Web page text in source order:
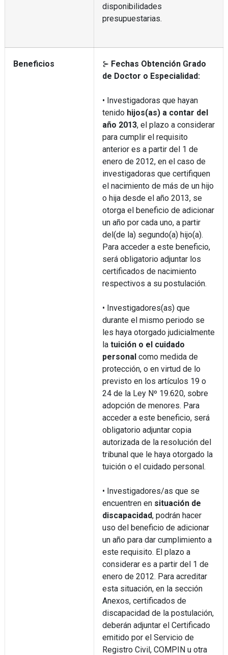
disponibilidades
presupuestarias.
Beneficios ⊱ Fechas Obtención Grado
de Doctor o Especialidad:
• Investigadoras que hayan
tenido hijos(as) a contar del
año 2013, el plazo a considerar
para cumplir el requisito
anterior es a partir del 1 de
enero de 2012, en el caso de
investigadoras que certifiquen
el nacimiento de más de un hijo
o hija desde el año 2013, se
otorga el beneficio de adicionar
un año por cada uno, a partir
del(de la) segundo(a) hijo(a).
Para acceder a este beneficio,
será obligatorio adjuntar los
certificados de nacimiento
respectivos a su postulación.
• Investigadores(as) que
durante el mismo periodo se
les haya otorgado judicialmente
la tuición o el cuidado
personalcomo medida de
protección, o en virtud de lo
previsto en los artículos 19 o
24 de la Ley Nº 19.620, sobre
adopción de menores. Para
acceder a este beneficio, será
obligatorio adjuntar copia
autorizada de la resolución del
tribunal que le haya otorgado la
tuición o el cuidado personal.
• Investigadores/as que se
encuentren en situación de
discapacidad, podrán hacer
uso del beneficio de adicionar
un año para dar cumplimiento a
este requisito. El plazo a
considerar es a partir del 1 de
enero de 2012. Para acreditar
esta situación, en la sección
Anexos, certificados de
discapacidad de la postulación,
deberán adjuntar el Certificado
emitido por el Servicio de
Registro Civil, COMPIN u otra